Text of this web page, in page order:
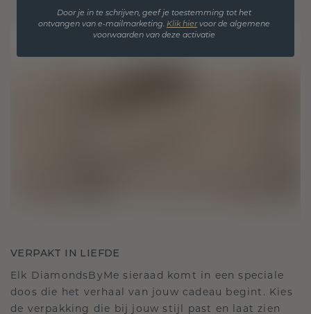
VERPAKT IN LIEFDE
Elk DiamondsByMe sieraad komt in een speciale
doos die het verhaal van jouw cadeau begint. Kies
de verpakking die bij jouw stijl past en laat zien
Door je in te schrijven, geef je toestemming tot het
ontvangen van e-mailmarketing. Klik hiervoor de algemene
voorwaarden van deze activatie